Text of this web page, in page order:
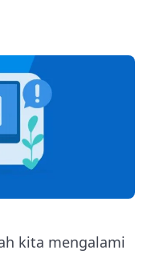
kita mengalami